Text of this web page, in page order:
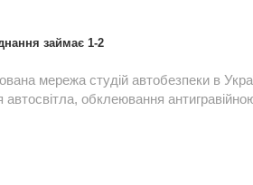
займає 1-2
мережа студій автобезпеки в
обклеювання